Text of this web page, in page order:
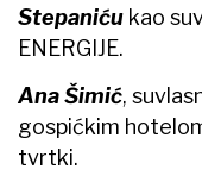
Stepaniću kao
ENERGIJE.
Ana Šimić,
gospićkim
tvrtki.